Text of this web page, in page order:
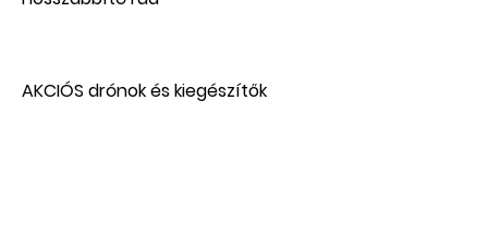
AKCIÓS drónok és kiegészítők